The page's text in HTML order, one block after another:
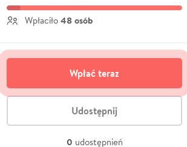
Wpłaciło 48 osób
Wpłać teraz
Udostępnij
0 udostępnień